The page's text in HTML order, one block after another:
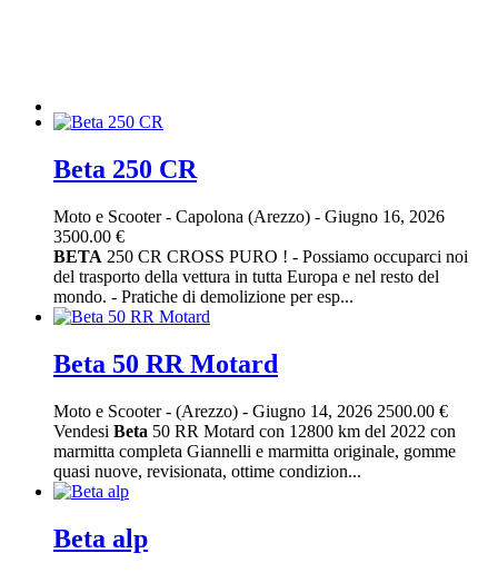
Beta 250 CR
Moto e Scooter- Capolona (Arezzo) - Giugno 16, 2026
3500.00 €
BETA 250 CR CROSS PURO ! - Possiamo occuparci noi
del trasporto della vettura in tutta Europa e nel resto del
mondo. - Pratiche di demolizione per esp...
Beta 50 RR Motard
Moto e Scooter- (Arezzo) - Giugno 14, 2026 2500.00 €
Vendesi Beta 50 RR Motard con 12800 km del 2022 con
marmitta completa Giannelli e marmitta originale, gomme
quasi nuove, revisionata, ottime condizion...
Beta alp